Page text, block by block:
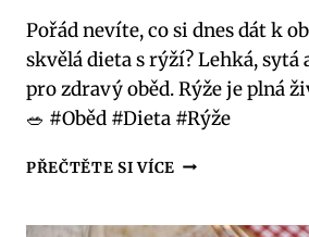
Pořád nevíte, co si dnes dát k
skvělá dieta s rýží? Lehká, sytá
pro zdravý oběd. Rýže je plná
🥗 #Oběd #Dieta #Rýže
PŘEČTĚTE SI VÍCE DIETNÍ
RÝŽÍ: